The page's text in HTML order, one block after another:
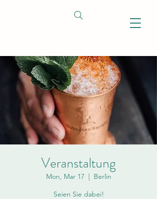
Veranstaltung
Mon, Mar 17
  |
Berlin
Seien Sie dabei!